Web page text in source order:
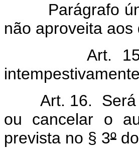
Parágrafo
não aproveita aos
Art. 15. Não
Art. 16. Será
ou cancelar o
prevista no § 3º